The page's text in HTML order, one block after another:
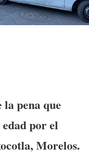
la pena que
por el
Morelos.